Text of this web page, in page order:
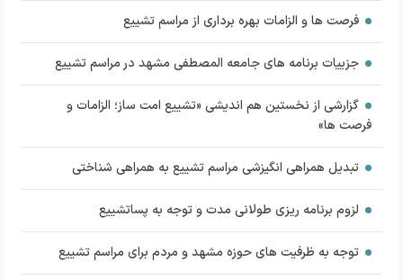
فرصت ها و الزامات بهره برداری از مراسم تشییع
جزییات برنامه های جامعه المصطفی مشهد در مراسم تشییع
گزارشی از نخستین هم اندیشی «تشییع امت ساز؛ الزامات و
فرصت ها»
تبدیل همراهی انگیزشی مراسم تشییع به همراهی شناختی
لزوم برنامه ریزی طولانی مدت و توجه به پساتشییع
توجه به ظرفیت های حوزه مشهد و مردم برای مراسم تشییع